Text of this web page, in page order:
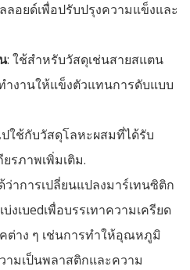
ลอยด์เพื่อปรับปรุงความแข็งและ
: ใช้สำหรับวัสดุเช่นสายสแตน
ำงานให้แข็งตัวแทนการดับแบบ
ปใช้กับวัสดุโลหะผสมที่ได้รับ
รภาพเพิ่มเติม.
าการเปลี่ยนแปลงมาร์เทนซิติก
เบedเพื่อบรรเทาความเครียด
ต่าง ๆ เช่นการทำให้อุณหภูมิ
มเป็นพลาสติกและความ